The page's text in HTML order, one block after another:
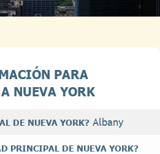
PARA
NUEVA YORK
DE NUEVA YORK? Albany
PRINCIPAL DE NUEVA YORK?